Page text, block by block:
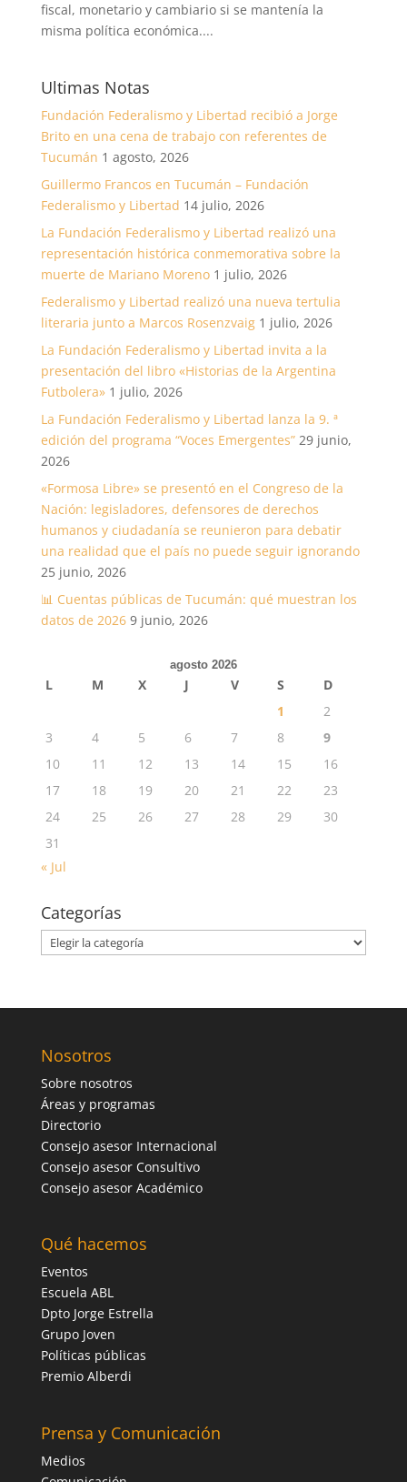
fiscal, monetario y cambiario si se mantenía la
misma política económica....
Ultimas Notas
Fundación Federalismo y Libertad recibió a Jorge
Brito en una cena de trabajo con referentes de
Tucumán 1 agosto, 2026
Guillermo Francos en Tucumán – Fundación
Federalismo y Libertad 14 julio, 2026
La Fundación Federalismo y Libertad realizó una
representación histórica conmemorativa sobre la
muerte de Mariano Moreno 1 julio, 2026
Federalismo y Libertad realizó una nueva tertulia
literaria junto a Marcos Rosenzvaig 1 julio, 2026
La Fundación Federalismo y Libertad invita a la
presentación del libro «Historias de la Argentina
Futbolera» 1 julio, 2026
La Fundación Federalismo y Libertad lanza la 9. ª
edición del programa “Voces Emergentes” 29 junio,
2026
«Formosa Libre» se presentó en el Congreso de la
Nación: legisladores, defensores de derechos
humanos y ciudadanía se reunieron para debatir
una realidad que el país no puede seguir ignorando
25 junio, 2026
📊 Cuentas públicas de Tucumán: qué muestran los
datos de 2026 9 junio, 2026
agosto 2026
L M X J V S
D
1
2
3
4 5 6 7 8
9
10
11 12 13 14 15
16
17
18 19 20 21 22
23
24
25 26 27 28 29
30
31
« Jul
Categorías
Categorías
Nosotros
Sobre nosotros
Áreas y programas
Directorio
Consejo asesor Internacional
Consejo asesor Consultivo
Consejo asesor Académico
Qué hacemos
Eventos
Escuela ABL
Dpto Jorge Estrella
Grupo Joven
Políticas públicas
Premio Alberdi
Prensa y Comunicación
Medios